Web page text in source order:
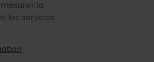
la
les services